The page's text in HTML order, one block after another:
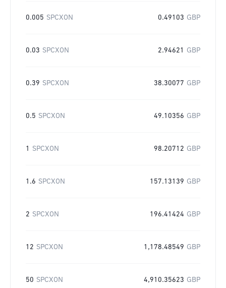
0.005 SPCXON 0.49103 GBP
0.03 SPCXON 2.94621 GBP
0.39 SPCXON 38.30077 GBP
0.5 SPCXON 49.10356 GBP
1 SPCXON 98.20712 GBP
1.6 SPCXON 157.13139 GBP
2 SPCXON 196.41424 GBP
12 SPCXON 1,178.48549 GBP
50 SPCXON 4,910.35623 GBP